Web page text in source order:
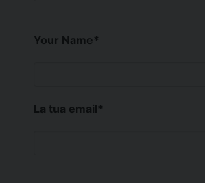
Your Name*
La tua email*